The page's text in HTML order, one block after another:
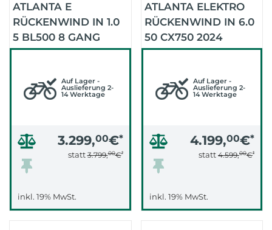
ATLANTA E
RÜCKENWIND IN 1.0
5 BL500 8 GANG
RÜCKTRITT2024
LANZ/SILBER G
LANZ)
Auf Lager -
Auslieferung 2-
14 Werktage
3.299,00€*
statt3.799,00€*
inkl. 19% MwSt.
ATLANTA ELEKTRO
RÜCKENWIND IN 6.0
50 CX750 2024
(GRAU-SCHWARZ)
Auf Lager -
Auslieferung 2-
14 Werktage
4.199,00€*
statt 4.599,00€*
inkl. 19% MwSt.